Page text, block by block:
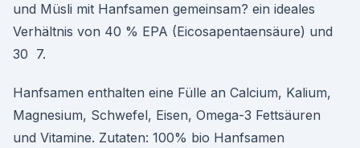
und Müsli mit Hanfsamen gemeinsam? ein ideales
Verhältnis von 40 % EPA (Eicosapentaensäure) und
30 7.
Hanfsamen enthalten eine Fülle an Calcium, Kalium,
Magnesium, Schwefel, Eisen, Omega-3 Fettsäuren
und Vitamine. Zutaten: 100% bio Hanfsamen